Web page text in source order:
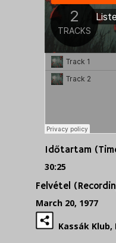
Időtartam
30:25
Felvétel
March 20, 1977
Kassák